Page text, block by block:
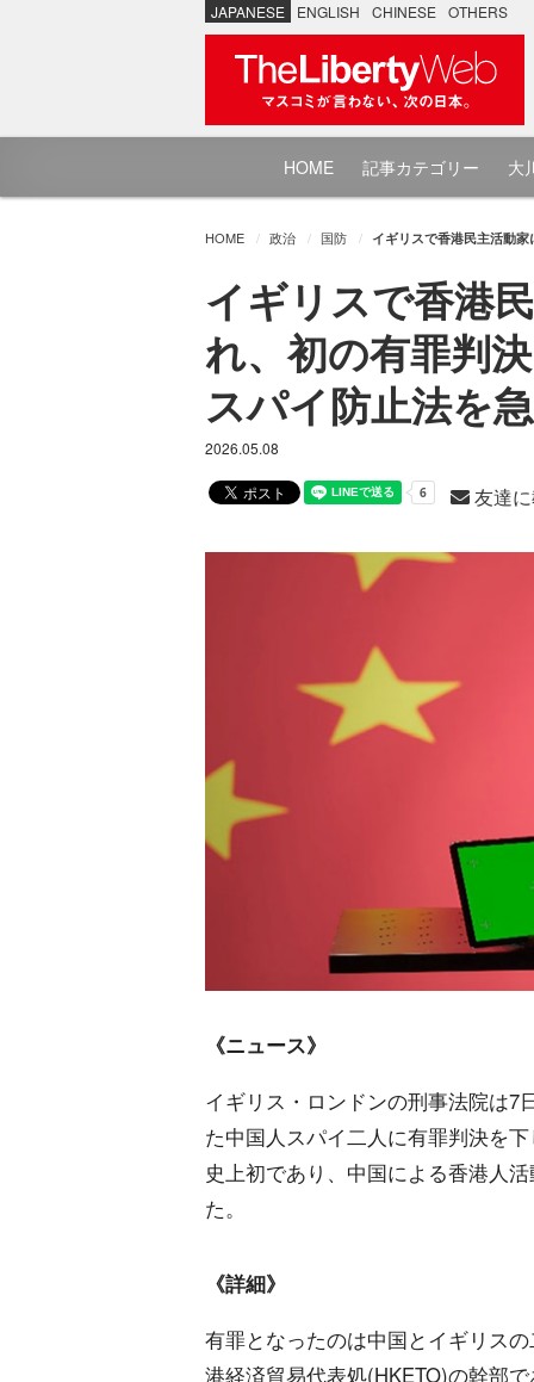
JAPANESE ENGLISH CHINESE OTHERS
HOME 記事カテゴリー 大
HOME 政治 国防 イギリスで香港民主活動
イギリスで香港
れ、初の有罪判
スパイ防止法を
2026.05.08
友達
《ニュース》
イギリス・ロンドンの刑事法院は7
た中国人スパイ二人に有罪判決を
史上初であり、中国による香港人
た。
《詳細》
有罪となったのは中国とイギリス
港経済貿易代表処(HKETO)の幹部